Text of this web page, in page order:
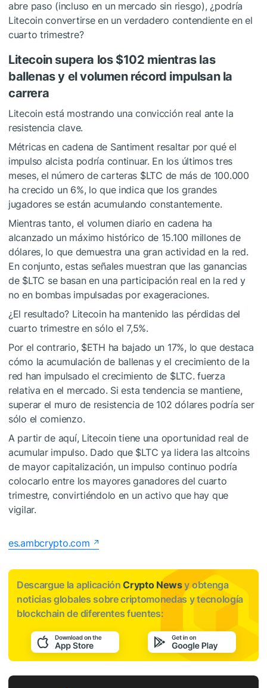
abre paso (incluso en un mercado sin riesgo), ¿podría
Litecoin convertirse en un verdadero contendiente en el
cuarto trimestre?
Litecoin supera los $102 mientras las
ballenas y el volumen récord impulsan la
carrera
Litecoin está mostrando una convicción real ante la
resistencia clave.
Métricas en cadena de Santiment resaltar por qué el
impulso alcista podría continuar. En los últimos tres
meses, el número de carteras $LTC de más de 100.000
ha crecido un 6%, lo que indica que los grandes
jugadores se están acumulando constantemente.
Mientras tanto, el volumen diario en cadena ha
alcanzado un máximo histórico de 15.100 millones de
dólares, lo que demuestra una gran actividad en la red.
En conjunto, estas señales muestran que las ganancias
de $LTC se basan en una participación real en la red y
no en bombas impulsadas por exageraciones.
¿El resultado? Litecoin ha mantenido las pérdidas del
cuarto trimestre en sólo el 7,5%.
Por el contrario, $ETH ha bajado un 17%, lo que destaca
cómo la acumulación de ballenas y el crecimiento de la
red han impulsado el crecimiento de $LTC. fuerza
relativa en el mercado. Si esta tendencia se mantiene,
superar el muro de resistencia de 102 dólares podría ser
sólo el comienzo.
A partir de aquí, Litecoin tiene una oportunidad real de
acumular impulso. Dado que $LTC ya lidera las altcoins
de mayor capitalización, un impulso continuo podría
colocarlo entre los mayores ganadores del cuarto
trimestre, convirtiéndolo en un activo que hay que
vigilar.
es.ambcrypto.com
Descargue la aplicaciónCrypto Newsy obtenga
noticias globales sobre criptomonedas y tecnología
blockchain de diferentes fuentes: